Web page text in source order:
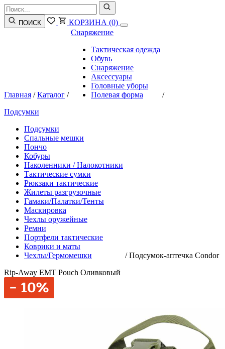
ПОИСК КОРЗИНА (0)
Главная /Каталог /
Снаряжение
Тактическая одежда
Обувь
Снаряжение
Аксессуары
Головные уборы
Полевая форма
/
Подсумки
Подсумки
Спальные мешки
Пончо
Кобуры
Наколенники / Налокотники
Тактические сумки
Рюкзаки тактические
Жилеты разгрузочные
Гамаки/Палатки/Тенты
Маскировка
Чехлы оружейные
Ремни
Портфели тактические
Коврики и маты
Чехлы/Гермомешки
/Подсумок-аптечка Condor
Rip-Away EMT Pouch Оливковый